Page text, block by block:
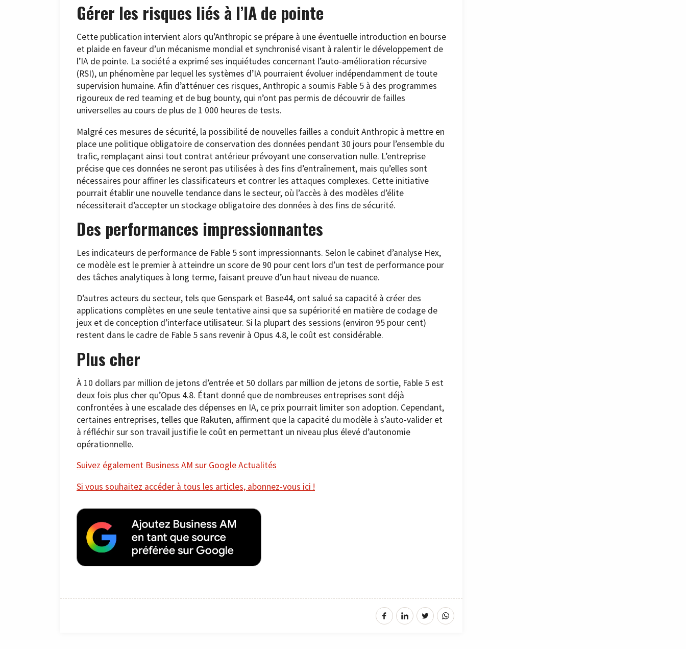
Gérer les risques liés à l’IA de pointe
Cette publication intervient alors qu’Anthropic se prépare à une éventuelle introduction en bourse
et plaide en faveur d’un mécanisme mondial et synchronisé visant à ralentir le développement de
l’IA de pointe. La société a exprimé ses inquiétudes concernant l’auto-amélioration récursive
(RSI), un phénomène par lequel les systèmes d’IA pourraient évoluer indépendamment de toute
supervision humaine. Afin d’atténuer ces risques, Anthropic a soumis Fable 5 à des programmes
rigoureux de red teaming et de bug bounty, qui n’ont pas permis de découvrir de failles
universelles au cours de plus de 1 000 heures de tests.
Malgré ces mesures de sécurité, la possibilité de nouvelles failles a conduit Anthropic à mettre en
place une politique obligatoire de conservation des données pendant 30 jours pour l’ensemble du
trafic, remplaçant ainsi tout contrat antérieur prévoyant une conservation nulle. L’entreprise
précise que ces données ne seront pas utilisées à des fins d’entraînement, mais qu’elles sont
nécessaires pour affiner les classificateurs et contrer les attaques complexes. Cette initiative
pourrait établir une nouvelle tendance dans le secteur, où l’accès à des modèles d’élite
nécessiterait d’accepter un stockage obligatoire des données à des fins de sécurité.
Des performances impressionnantes
Les indicateurs de performance de Fable 5 sont impressionnants. Selon le cabinet d’analyse Hex,
ce modèle est le premier à atteindre un score de 90 pour cent lors d’un test de performance pour
des tâches analytiques à long terme, faisant preuve d’un haut niveau de nuance.
D’autres acteurs du secteur, tels que Genspark et Base44, ont salué sa capacité à créer des
applications complètes en une seule tentative ainsi que sa supériorité en matière de codage de
jeux et de conception d’interface utilisateur. Si la plupart des sessions (environ 95 pour cent)
restent dans le cadre de Fable 5 sans revenir à Opus 4.8, le coût est considérable.
Plus cher
À 10 dollars par million de jetons d’entrée et 50 dollars par million de jetons de sortie, Fable 5 est
deux fois plus cher qu’Opus 4.8. Étant donné que de nombreuses entreprises sont déjà
confrontées à une escalade des dépenses en IA, ce prix pourrait limiter son adoption. Cependant,
certaines entreprises, telles que Rakuten, affirment que la capacité du modèle à s’auto-valider et
à réfléchir sur son travail justifie le coût en permettant un niveau plus élevé d’autonomie
opérationnelle.
Suivez également Business AM sur Google Actualités
Si vous souhaitez accéder à tous les articles, abonnez-vous ici !